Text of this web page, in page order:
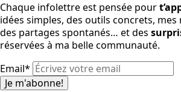
Chaque infolettre est pensée pour
idées simples, des outils concrets,
des partages spontanés… et des
réservées à ma belle communauté.
Email*
Je m'abonne!